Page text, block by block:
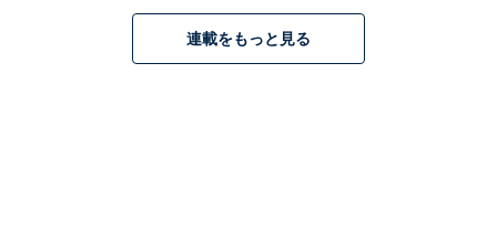
連載をもっと見る